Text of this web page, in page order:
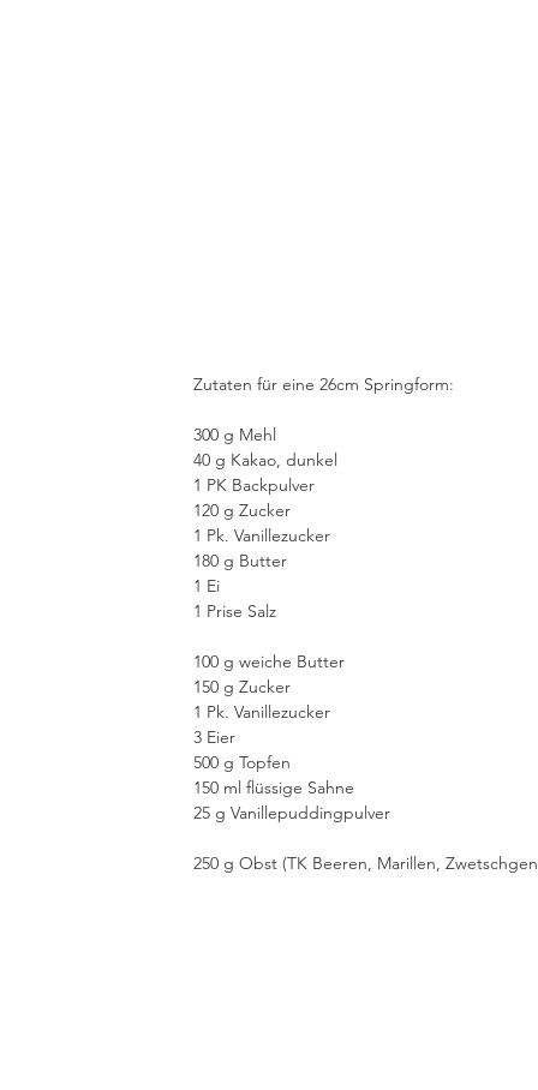
Zutaten für eine 26cm Springform:
300 g Mehl
40 g Kakao, dunkel
1 PK Backpulver
120 g Zucker
1 Pk. Vanillezucker
180 g Butter
1 Ei
1 Prise Salz
100 g weiche Butter
150 g Zucker
1 Pk. Vanillezucker
3 Eier
500 g Topfen
150 ml flüssige Sahne
25 g Vanillepuddingpulver
250 g Obst (TK Beeren, Marillen,